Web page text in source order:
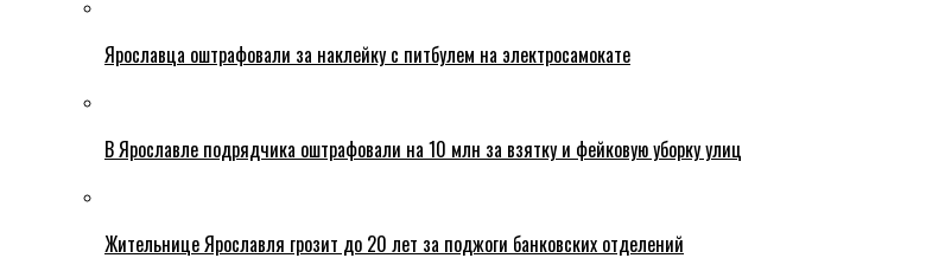
Ярославца оштрафовали за наклейку с питбулем на электросамокате
В Ярославле подрядчика оштрафовали на 10 млн за взятку и фейковую уборку улиц
Жительнице Ярославля грозит до 20 лет за поджоги банковских отделений